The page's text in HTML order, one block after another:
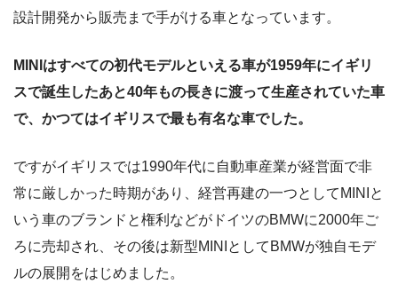
設計開発から販売まで手がける車となっています。
MINIはすべての初代モデルといえる車が1959年にイギリ
スで誕生したあと40年もの長きに渡って生産されていた車
で、かつてはイギリスで最も有名な車でした。
ですがイギリスでは1990年代に自動車産業が経営面で非
常に厳しかった時期があり、経営再建の一つとしてMINIと
いう車のブランドと権利などがドイツのBMWに2000年ご
ろに売却され、その後は新型MINIとしてBMWが独自モデ
ルの展開をはじめました。